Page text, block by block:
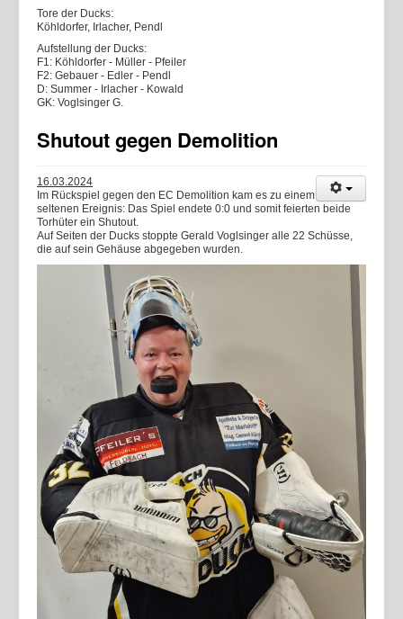
Tore der Ducks:
Köhldorfer, Irlacher, Pendl
Aufstellung der Ducks:
F1: Köhldorfer - Müller - Pfeiler
F2: Gebauer - Edler - Pendl
D: Summer - Irlacher - Kowald
GK: Voglsinger G.
Shutout gegen Demolition
16.03.2024
Im Rückspiel gegen den EC Demolition kam es zu einem
seltenen Ereignis: Das Spiel endete 0:0 und somit feierten beide
Torhüter ein Shutout.
Auf Seiten der Ducks stoppte Gerald Voglsinger alle 22 Schüsse,
die auf sein Gehäuse abgegeben wurden.